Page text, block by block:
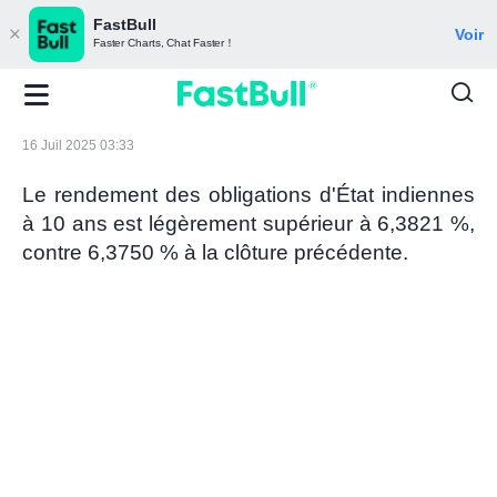
FastBull
Faster Charts, Chat Faster！ Voir
16 Juil 2025 03:33
Le rendement des obligations d'État indiennes
à 10 ans est légèrement supérieur à 6,3821 %,
contre 6,3750 % à la clôture précédente.